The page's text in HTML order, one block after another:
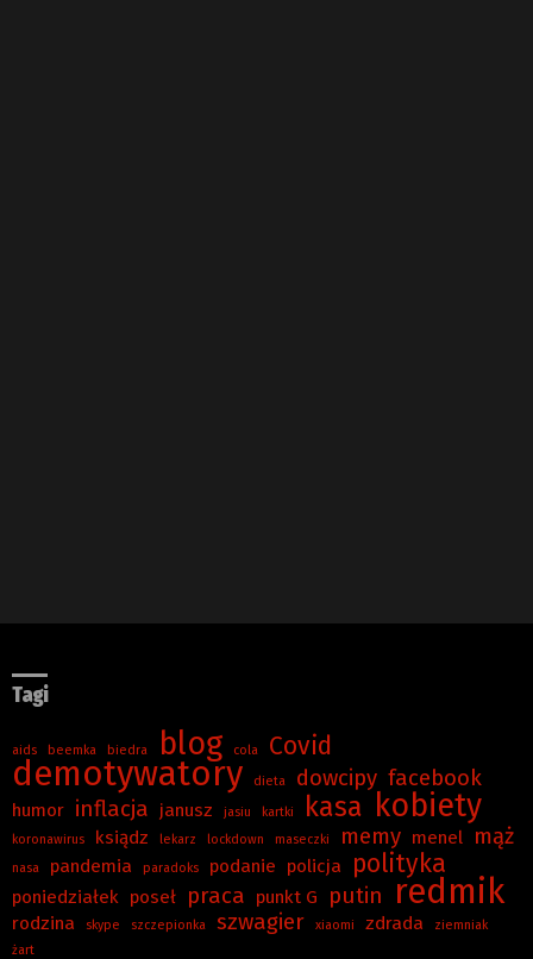
Tagi
aids beemka biedra blog cola Covid
demotywatory dieta dowcipy facebook
humor inflacja janusz jasiu kartki kasa kobiety
koronawirus ksiądz lekarz lockdown maseczki memy menel mąż
nasa pandemia paradoks podanie policja polityka
poniedziałek poseł praca punkt G putin redmik
rodzina skype szczepionka szwagier xiaomi zdrada
ziemniak
żart